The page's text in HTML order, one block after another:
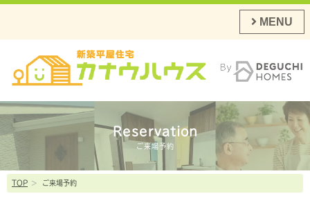
MENU
Reservation
ご来場予約
TOP > ご来場予約